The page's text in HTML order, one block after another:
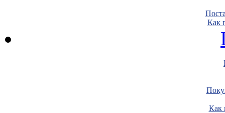
Как
Как